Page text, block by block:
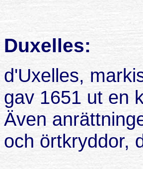
Duxelles:
d'Uxelles,
gav 1651 ut en
Även
och örtkryddor,